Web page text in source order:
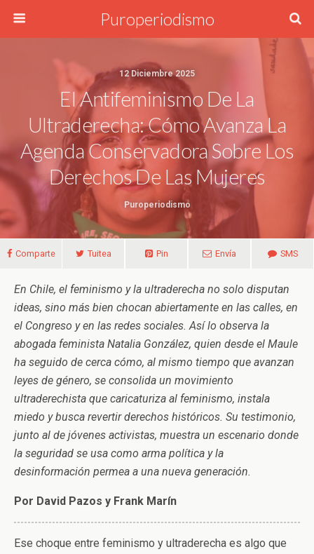
Puroperiodismo
12 Diciembre 2025
El Antifeminismo De La
Ultraderecha: Cómo Avanza La
Agenda Conservadora Sobre Los
Derechos De Las Mujeres
Puroperiodismo
Comparte Tuitea Pin Envía SMS
En Chile, el feminismo y la ultraderecha no solo disputan
ideas, sino más bien chocan abiertamente en las calles, en
el Congreso y en las redes sociales. Así lo observa la
abogada feminista Natalia González, quien desde el Maule
ha seguido de cerca cómo, al mismo tiempo que avanzan
leyes de género, se consolida un movimiento
ultraderechista que caricaturiza al feminismo, instala
miedo y busca revertir derechos históricos. Su testimonio,
junto al de jóvenes activistas, muestra un escenario donde
la seguridad se usa como arma política y la
desinformación permea a una nueva generación.
Por David Pazos y Frank Marín
Ese choque entre feminismo y ultraderecha es algo que